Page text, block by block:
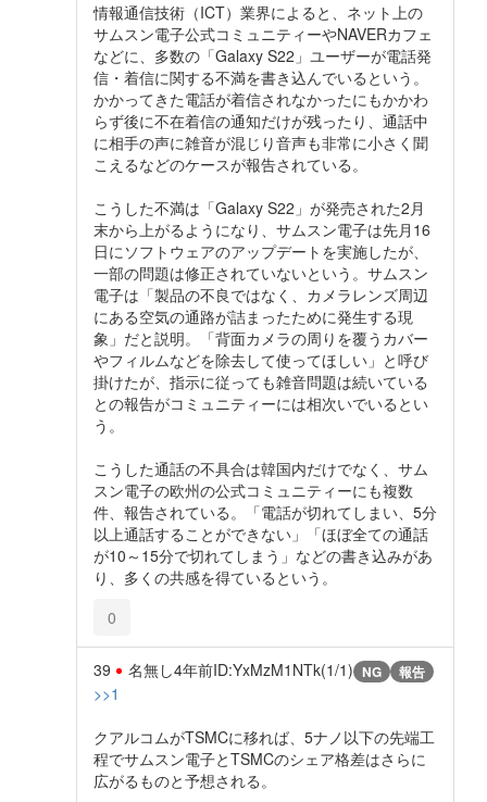
情報通信技術（ICT）業界によると、ネット上の
サムスン電子公式コミュニティーやNAVERカフェ
などに、多数の「Galaxy S22」ユーザーが電話発
信・着信に関する不満を書き込んでいるという。
かかってきた電話が着信されなかったにもかかわ
らず後に不在着信の通知だけが残ったり、通話中
に相手の声に雑音が混じり音声も非常に小さく聞
こえるなどのケースが報告されている。
こうした不満は「Galaxy S22」が発売された2月
末から上がるようになり、サムスン電子は先月16
日にソフトウェアのアップデートを実施したが、
一部の問題は修正されていないという。サムスン
電子は「製品の不良ではなく、カメラレンズ周辺
にある空気の通路が詰まったために発生する現
象」だと説明。「背面カメラの周りを覆うカバー
やフィルムなどを除去して使ってほしい」と呼び
掛けたが、指示に従っても雑音問題は続いている
との報告がコミュニティーには相次いでいるとい
う。
こうした通話の不具合は韓国内だけでなく、サム
スン電子の欧州の公式コミュニティーにも複数
件、報告されている。「電話が切れてしまい、5分
以上通話することができない」「ほぼ全ての通話
が10～15分で切れてしまう」などの書き込みがあ
り、多くの共感を得ているという。
0
39 名無し4年前ID:YxMzM1NTk(1/1) NG 報告
>>1
クアルコムがTSMCに移れば、5ナノ以下の先端工
程でサムスン電子とTSMCのシェア格差はさらに
広がるものと予想される。